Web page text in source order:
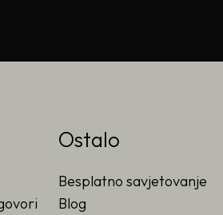
Ostalo
Besplatno savjetovanje
Blog